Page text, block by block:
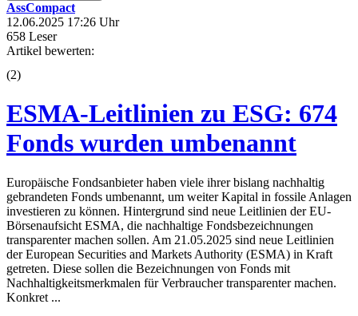
AssCompact
12.06.2025 17:26 Uhr
658 Leser
Artikel bewerten:
(2)
ESMA-Leitlinien zu ESG: 674
Fonds wurden umbenannt
Europäische Fondsanbieter haben viele ihrer bislang nachhaltig
gebrandeten Fonds umbenannt, um weiter Kapital in fossile Anlagen
investieren zu können. Hintergrund sind neue Leitlinien der EU-
Börsenaufsicht ESMA, die nachhaltige Fondsbezeichnungen
transparenter machen sollen. Am 21.05.2025 sind neue Leitlinien
der European Securities and Markets Authority (ESMA) in Kraft
getreten. Diese sollen die Bezeichnungen von Fonds mit
Nachhaltigkeitsmerkmalen für Verbraucher transparenter machen.
Konkret ...